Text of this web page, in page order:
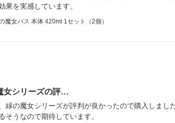
果を実感しています。
魔女バス 本体 420ml 1セット（2個）
女シリーズの評…
緑の魔女シリーズが評判が良かったので購入しま
そうなので期待しています。